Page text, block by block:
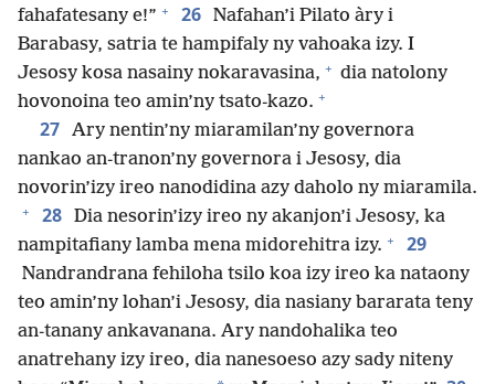
fahafatesany e!” + 26 Nafahan’i Pilato àry i
Barabasy, satria te hampifaly ny vahoaka izy. I
Jesosy kosa nasainy nokaravasina, + dia natolony
hovonoina teo amin’ny tsato-kazo. +
27 Ary nentin’ny miaramilan’ny governora
nankao an-tranon’ny governora i Jesosy, dia
novorin’izy ireo nanodidina azy daholo ny miaramila.
+ 28 Dia nesorin’izy ireo ny akanjon’i Jesosy, ka
nampitafiany lamba mena midorehitra izy. + 29
Nandrandrana fehiloha tsilo koa izy ireo ka nataony
teo amin’ny lohan’i Jesosy, dia nasiany bararata teny
an-tanany ankavanana. Ary nandohalika teo
anatrehany izy ireo, dia nanesoeso azy sady niteny